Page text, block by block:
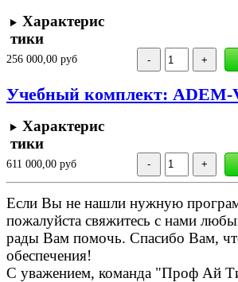
Характерис
тики
256 000,00 руб
Учебный комплект:
Характерис
тики
611 000,00 руб
Если Вы не нашли нужную
пожалуйста свяжитесь с нами
рады Вам помочь. Спасибо Вам,
обеспечения!
С уважением, команда "Проф Ай